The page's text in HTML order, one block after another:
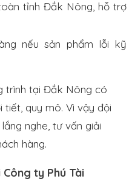
tỉnh Đắk Nông, hỗ trợ
nếu sản phẩm lỗi kỹ
trình tại Đắk Nông có
tiết, quy mô. Vì vậy đội
nghe, tư vấn giải
hàng.
ty Phú Tài